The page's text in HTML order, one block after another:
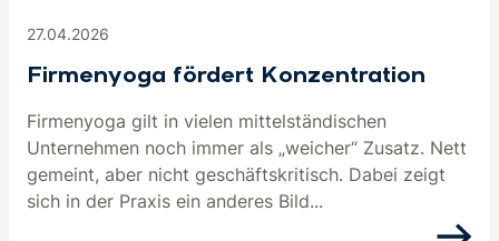
27.04.2026
Firmenyoga fördert Konzentration
Firmenyoga gilt in vielen mittelständischen
Unternehmen noch immer als „weicher“ Zusatz. Nett
gemeint, aber nicht geschäftskritisch. Dabei zeigt
sich in der Praxis ein anderes Bild...